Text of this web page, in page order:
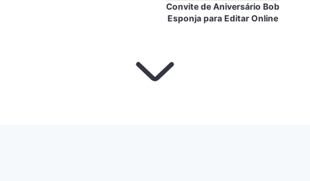
Convite de Aniversário Bob
Esponja para Editar Online